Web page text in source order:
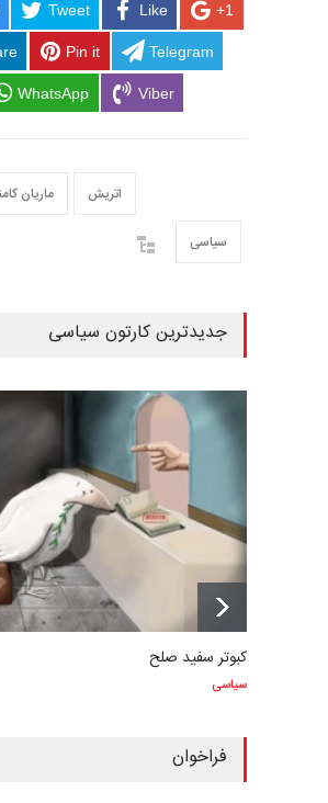
Tweet Like +1
Pin it Telegram
WhatsApp Viber
ماریان اتریش
سیاسی
جدیدترین کارتون سیاسی
کبوتر سفید صلح
سیاسی
فراخوان